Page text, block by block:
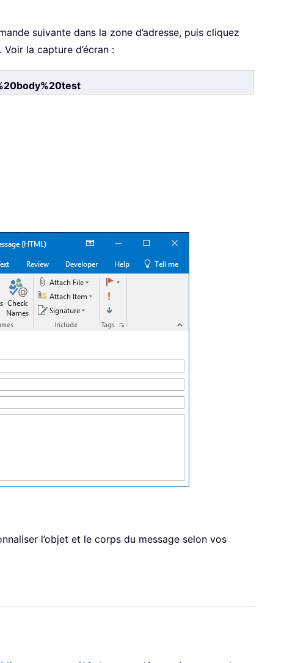
suivante dans la zone d’adresse, puis cliquez
la capture d’écran :
l’objet et le corps du message selon vos